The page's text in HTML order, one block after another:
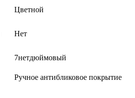
Цветной
Нет
7нетдюймовый
Ручное антибликовое покрытие